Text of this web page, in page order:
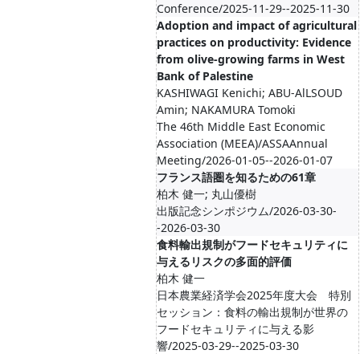
Conference/2025-11-29--2025-11-30
Adoption and impact of agricultural
practices on productivity: Evidence
from olive-growing farms in West
Bank of Palestine
KASHIWAGI Kenichi; ABU-AlLSOUD
Amin; NAKAMURA Tomoki
The 46th Middle East Economic
Association (MEEA)/ASSAAnnual
Meeting/2026-01-05--2026-01-07
フランス語圏を知るための61章
柏木 健一; 丸山優樹
出版記念シンポジウム/2026-03-30-
-2026-03-30
食料輸出規制がフードセキュリティに
与えるリスクの多面的評価
柏木 健一
日本農業経済学会2025年度大会 特別
セッション：食料の輸出規制が世界の
フードセキュリティに与える影
響/2025-03-29--2025-03-30